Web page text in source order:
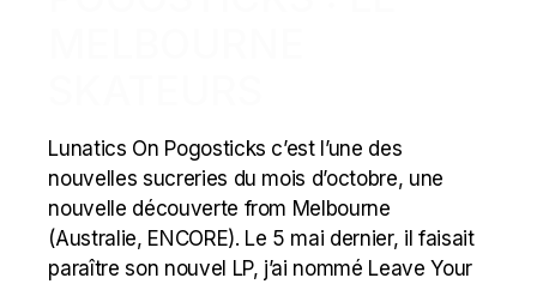
Lunatics On Pogosticks c’est l’une des
nouvelles sucreries du mois d’octobre, une
nouvelle découverte from Melbourne
(Australie, ENCORE). Le 5 mai dernier, il faisait
paraître son nouvel LP, j’ai nommé Leave Your